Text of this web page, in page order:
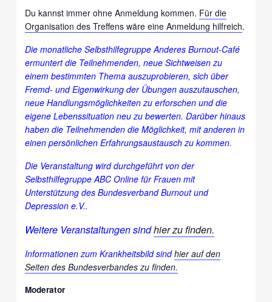
Du kannst immer ohne Anmeldung kommen. Für die
Organisation des Treffens wäre eine Anmeldung hilfreich.
Die monatliche Selbsthilfegruppe Anderes Burnout-Café
ermuntert die Teilnehmenden, neue Sichtweisen zu
einem bestimmten Thema auszuprobieren, sich über
Fremd- und Eigenwirkung der Übungen auszutauschen,
neue Handlungsmöglichkeiten zu erforschen und die
eigene Lebenssituation neu zu bewerten. Darüber hinaus
haben die Teilnehmenden die Möglichkeit, mit anderen in
einen persönlichen Erfahrungsaustausch zu kommen.
Die Veranstaltung wird durchgeführt von der
Selbsthilfegruppe ABC Online für Frauen mit
Unterstützung des Bundesverband Burnout und
Depression e.V..
Weitere Veranstaltungen sindhier zu finden.
Informationen zum Krankheitsbild sindhier auf den
Seiten des Bundesverbandes zu finden.
Moderator